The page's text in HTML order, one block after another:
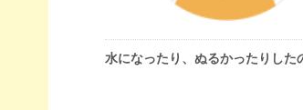
水になったり、ぬるかったりした